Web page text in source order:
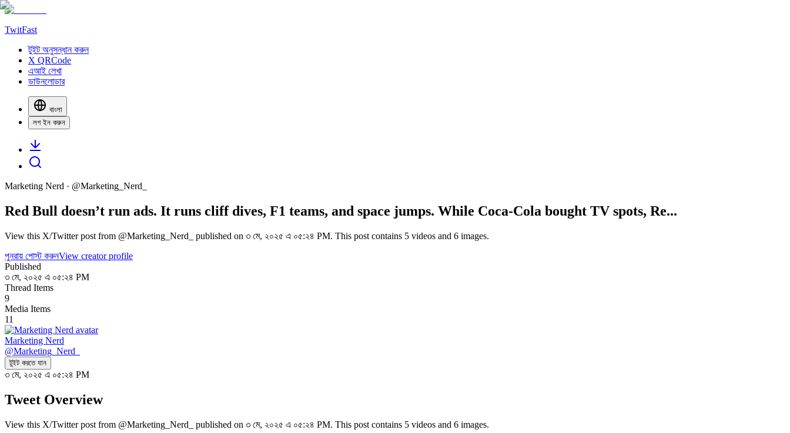
TwitFast
টুইট অনুসন্ধান করুন
X QRCode
এআই লেখা
ডাউনলোডার
বাংলা
লগ ইন করুন
Marketing Nerd · @Marketing_Nerd_
Red Bull doesn’t run ads. It runs cliff dives, F1 teams, and space jumps. While Coca-Cola bought TV spots, Re...
View this X/Twitter post from @Marketing_Nerd_ published on ৩ মে, ২০২৫ এ ০৫:২৪ PM. This post contains 5 videos and 6 images.
পুনরায় পোস্ট করুনView creator profile
Published
৩ মে, ২০২৫ এ ০৫:২৪ PM
Thread Items
9
Media Items
11
Marketing Nerd
@Marketing_Nerd_
টুইট করতে যান
৩ মে, ২০২৫ এ ০৫:২৪ PM
Tweet Overview
View this X/Twitter post from @Marketing_Nerd_ published on ৩ মে, ২০২৫ এ ০৫:২৪ PM. This post contains 5 videos and 6 images.